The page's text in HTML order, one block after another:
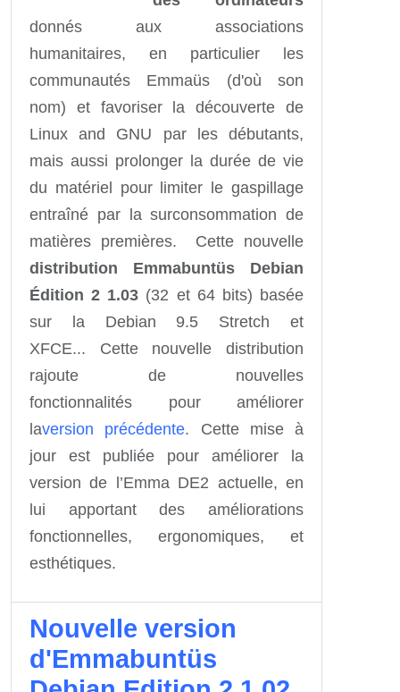
donnés aux associations
humanitaires, en particulier les
communautés Emmaüs (d'où son
nom) et favoriser la découverte de
Linux and GNU par les débutants,
mais aussi prolonger la durée de vie
du matériel pour limiter le gaspillage
entraîné par la surconsommation de
matières premières. Cette nouvelle
distribution Emmabuntüs Debian
Édition 2 1.03 (32 et 64 bits) basée
sur la Debian 9.5 Stretch et
XFCE... Cette nouvelle distribution
rajoute de nouvelles
fonctionnalités pour améliorer
laversion précédente. Cette mise à
jour est publiée pour améliorer la
version de l’Emma DE2 actuelle, en
lui apportant des améliorations
fonctionnelles, ergonomiques, et
esthétiques.
Nouvelle version
d'Emmabuntüs